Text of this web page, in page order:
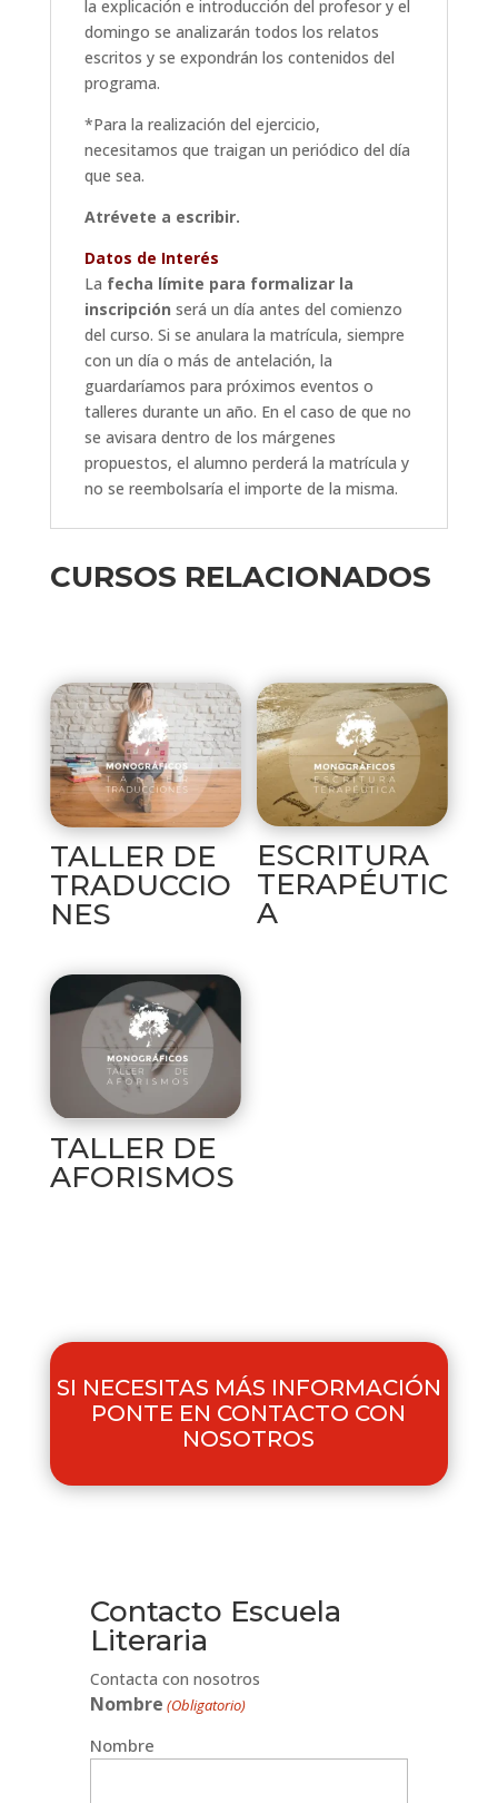
la explicación e introducción del profesor y el
domingo se analizarán todos los relatos
escritos y se expondrán los contenidos del
programa.
*Para la realización del ejercicio,
necesitamos que traigan un periódico del día
que sea.
Atrévete a escribir.
Datos de Interés
La fecha límite para formalizar la
inscripción será un día antes del comienzo
del curso. Si se anulara la matrícula, siempre
con un día o más de antelación, la
guardaríamos para próximos eventos o
talleres durante un año. En el caso de que no
se avisara dentro de los márgenes
propuestos, el alumno perderá la matrícula y
no se reembolsaría el importe de la misma.
CURSOS RELACIONADOS
TALLER DE
TRADUCCIO
NES
ESCRITURA
TERAPÉUTIC
A
TALLER DE
AFORISMOS
SI NECESITAS MÁS INFORMACIÓN
PONTE EN CONTACTO CON
NOSOTROS
Contacto Escuela
Literaria
Contacta con nosotros
Nombre (Obligatorio)
Nombre